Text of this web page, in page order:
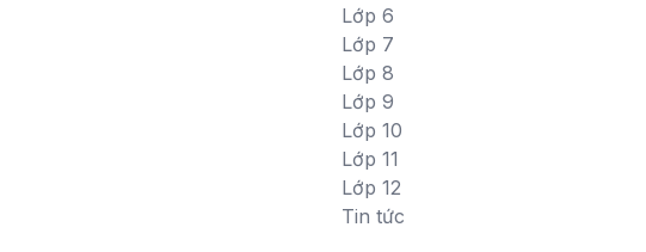
Lớp 6
Lớp 7
Lớp 8
Lớp 9
Lớp 10
Lớp 11
Lớp 12
Tin tức